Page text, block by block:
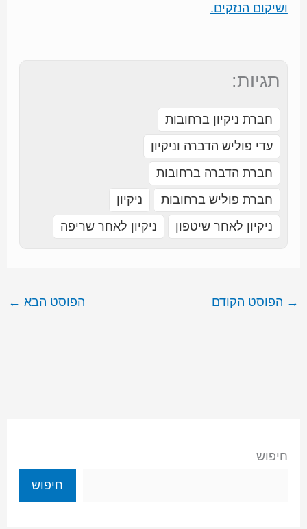
ושיקום הנזקים.
תגיות:
חברת ניקיון ברחובות
עדי פוליש הדברה וניקיון
חברת הדברה ברחובות
חברת פוליש ברחובות
ניקיון
ניקיון לאחר שיטפון
ניקיון לאחר שריפה
→ הפוסט הקודם הפוסט הבא ←
חיפוש
חיפוש